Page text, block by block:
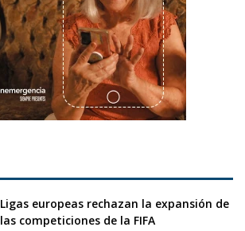
Ligas europeas rechazan la expansión de
las competiciones de la FIFA